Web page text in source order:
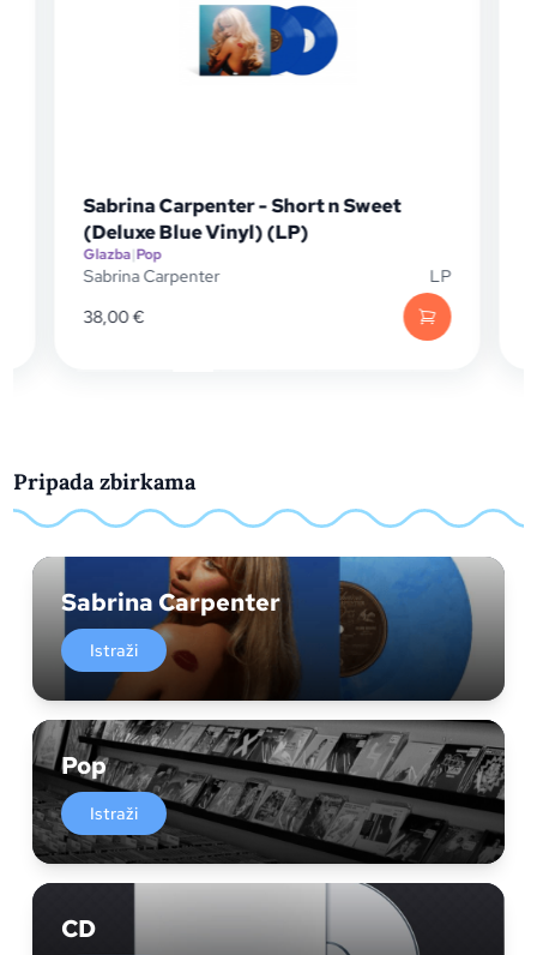
Sabrina Carpenter - Short n Sweet
(Deluxe Blue Vinyl) (LP)
Glazba|Pop
Sabrina Carpenter
LP
38,00€
Pripada zbirkama
Sabrina Carpenter
Istraži
Pop
Istraži
CD